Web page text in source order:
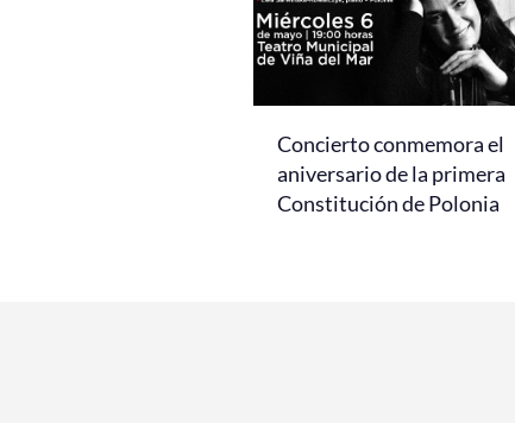
Concierto conmemora el
aniversario de la primera
Constitución de Polonia